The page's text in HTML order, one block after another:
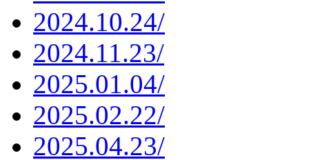
2024.10.24/
2024.11.23/
2025.01.04/
2025.02.22/
2025.04.23/